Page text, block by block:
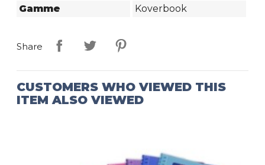
Gamme
Koverbook
Share
CUSTOMERS WHO VIEWED THIS
ITEM ALSO VIEWED